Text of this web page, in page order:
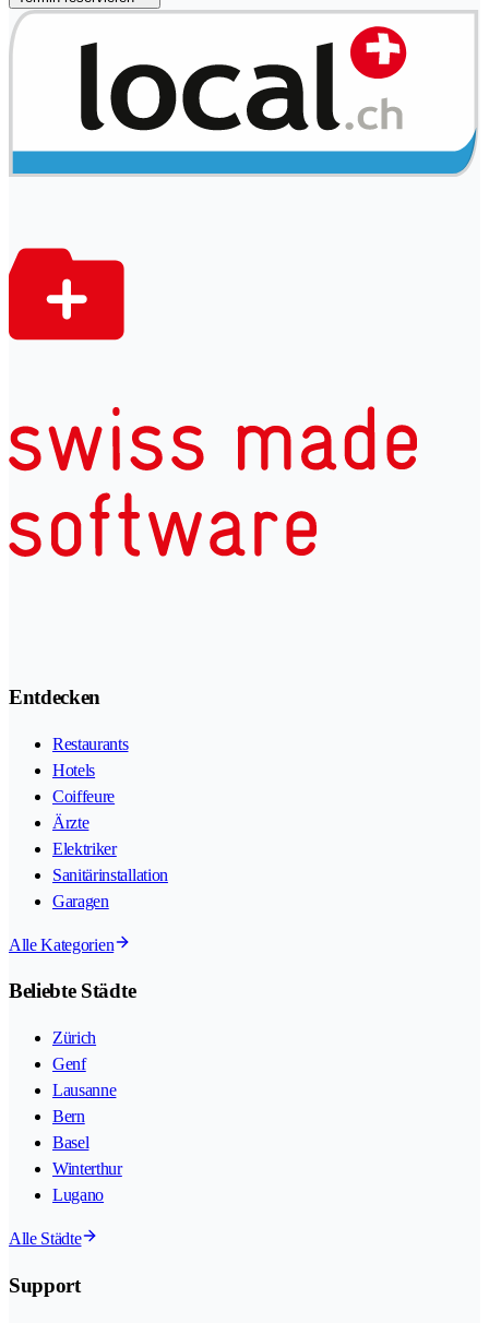
Entdecken
Restaurants
Hotels
Coiffeure
Ärzte
Elektriker
Sanitärinstallation
Garagen
Alle Kategorien
Beliebte Städte
Zürich
Genf
Lausanne
Bern
Basel
Winterthur
Lugano
Alle Städte
Support